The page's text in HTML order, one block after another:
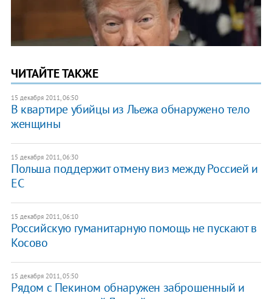
ЧИТАЙТЕ ТАКЖЕ
15 декабря 2011, 06:50
В квартире убийцы из Льежа обнаружено тело
женщины
15 декабря 2011, 06:30
Польша поддержит отмену виз между Россией и
ЕС
15 декабря 2011, 06:10
Российскую гуманитарную помощь не пускают в
Косово
15 декабря 2011, 05:50
Рядом с Пекином обнаружен заброшенный и